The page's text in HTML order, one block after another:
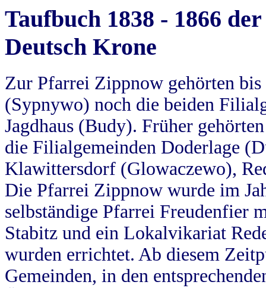
Taufbuch 1838 - 1866
Deutsch Krone
Zur Pfarrei Zippnow gehörten
(Sypnywo) noch die beiden
Jagdhaus (Budy). Früher
die Filialgemeinden Doderlage
Klawittersdorf (Glowaczewo),
Die Pfarrei Zippnow wurde im
selbständige Pfarrei Freudenfier
Stabitz und ein Lokalvikariat
wurden errichtet. Ab diesem
Gemeinden, in den